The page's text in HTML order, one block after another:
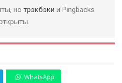
но трэкбэки и Pingbacks
WhatsApp